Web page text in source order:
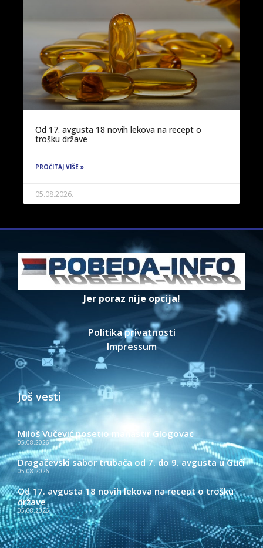
Od 17. avgusta 18 novih lekova na recept o
trošku države
PROČITAJ VIŠE »
05.08.2026.
Jer poraz nije opcija!
Politika privatnosti
Impressum
Još vesti
Miloš Vučević posetio manastir Glogovac
05.08.2026.
Dragačevski sabor trubača od 7. do 9. avgusta u Guči
05.08.2026.
Od 17. avgusta 18 novih lekova na recept o trošku
države
05.08.2026.